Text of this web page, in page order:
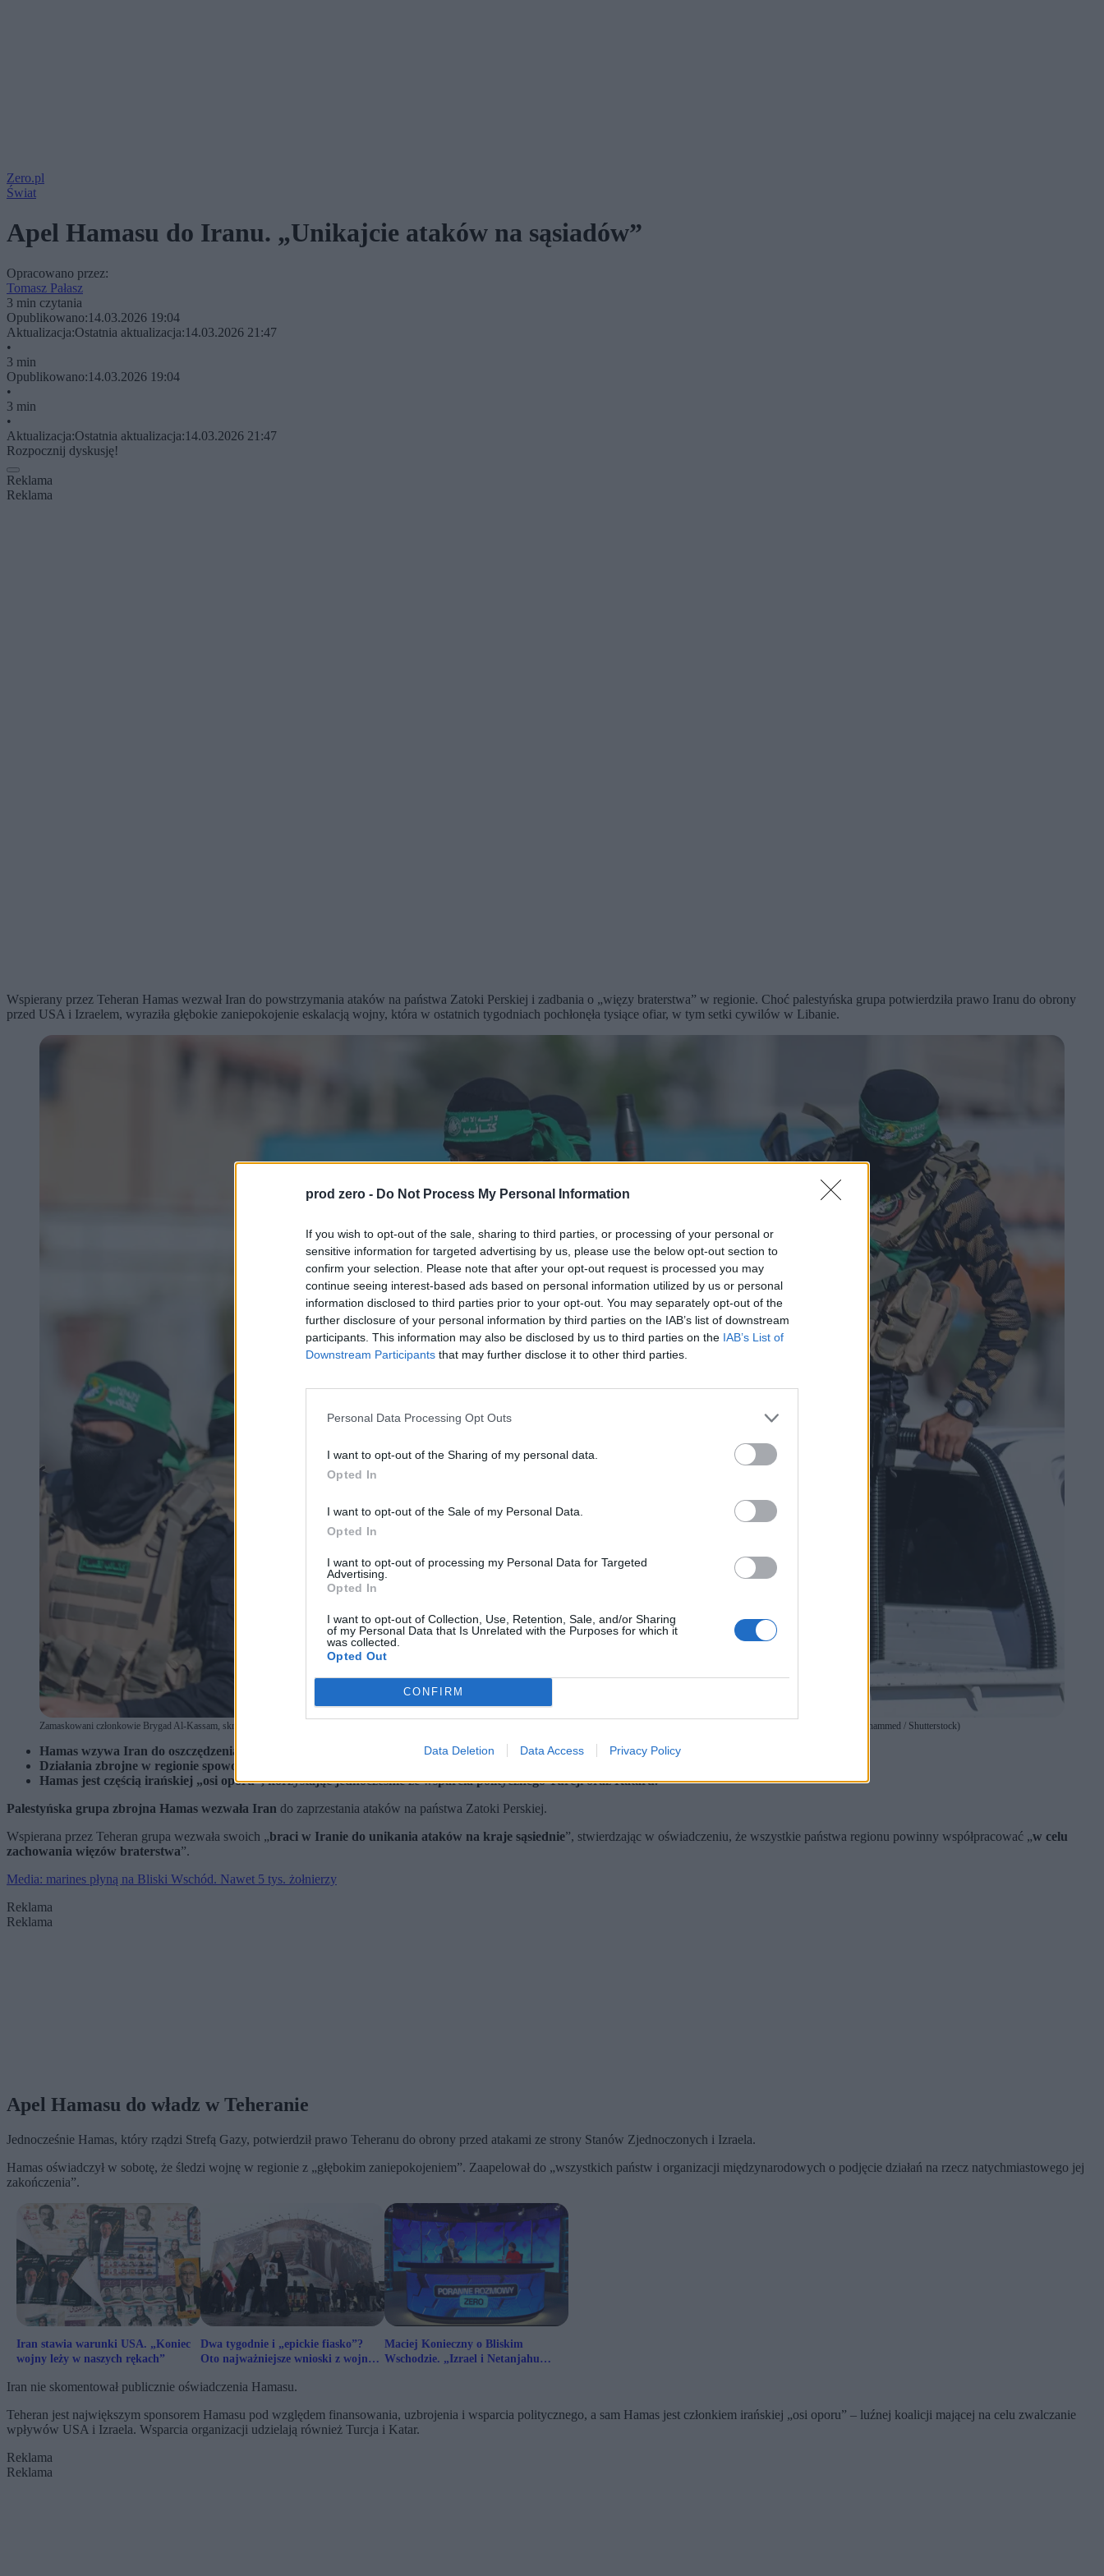
prod zero - Do Not Process My Personal Information
If you wish to opt-out of the sale, sharing to third parties, or processing of your personal or
sensitive information for targeted advertising by us, please use the below opt-out section to
confirm your selection. Please note that after your opt-out request is processed you may
continue seeing interest-based ads based on personal information utilized by us or personal
information disclosed to third parties prior to your opt-out. You may separately opt-out of the
further disclosure of your personal information by third parties on the IAB’s list of downstream
participants. This information may also be disclosed by us to third parties on the IAB’s List of
Downstream Participants that may further disclose it to other third parties.
Personal Data Processing Opt Outs
I want to opt-out of the Sharing of my personal data.
Opted In
I want to opt-out of the Sale of my Personal Data.
Opted In
I want to opt-out of processing my Personal Data for Targeted
Advertising.
Opted In
I want to opt-out of Collection, Use, Retention, Sale, and/or Sharing
of my Personal Data that Is Unrelated with the Purposes for which it
was collected.
Opted Out
CONFIRM
Data Deletion Data Access Privacy Policy
Zero.pl
Świat
Apel Hamasu do Iranu. „Unikajcie ataków na sąsiadów”
Opracowano przez:
Tomasz Pałasz
3 min czytania
Opublikowano:14.03.2026 19:04
Aktualizacja:Ostatnia aktualizacja:14.03.2026 21:47
•
3 min
Opublikowano:14.03.2026 19:04
•
3 min
•
Aktualizacja:Ostatnia aktualizacja:14.03.2026 21:47
Rozpocznij dyskusję!
Reklama
Reklama
Wspierany przez Teheran Hamas wezwał Iran do powstrzymania ataków na państwa Zatoki Perskiej i zadbania o „więzy braterstwa” w regionie. Choć palestyńska grupa potwierdziła prawo Iranu do obrony
przed USA i Izraelem, wyraziła głębokie zaniepokojenie eskalacją wojny, która w ostatnich tygodniach pochłonęła tysiące ofiar, w tym setki cywilów w Libanie.
Zamaskowani członkowie Brygad Al-Kassam, skrzydła wojskowego Hamasu, podczas marszu w 8. rocznicę porwania izraelskiego żołnierza Shaula Arona w 2014 r. w mieście Gaza, 20 lipca 2022 r. (fot. Anas-Mohammed / Shutterstock)
Hamas wzywa Iran do oszczędzenia krajów sąsiednich i współpracy regionalnej mimo trwającego konfliktu z Izraelem.
Działania zbrojne w regionie spowodowały śmierć ok. 1,5 tys. osób w Iranie oraz setek osób w Libanie i państwach Zatoki Perskiej.
Hamas jest częścią irańskiej „osi oporu”, korzystając jednocześnie ze wsparcia politycznego Turcji oraz Kataru.
Palestyńska grupa zbrojna Hamas wezwała Iran do zaprzestania ataków na państwa Zatoki Perskiej.
Wspierana przez Teheran grupa wezwała swoich „braci w Iranie do unikania ataków na kraje sąsiednie”, stwierdzając w oświadczeniu, że wszystkie państwa regionu powinny współpracować „w celu
zachowania więzów braterstwa”.
Media: marines płyną na Bliski Wschód. Nawet 5 tys. żołnierzy
Reklama
Reklama
Apel Hamasu do władz w Teheranie
Jednocześnie Hamas, który rządzi Strefą Gazy, potwierdził prawo Teheranu do obrony przed atakami ze strony Stanów Zjednoczonych i Izraela.
Hamas oświadczył w sobotę, że śledzi wojnę w regionie z „głębokim zaniepokojeniem”. Zaapelował do „wszystkich państw i organizacji międzynarodowych o podjęcie działań na rzecz natychmiastowego jej
zakończenia”.
Iran stawia warunki USA. „Koniec
wojny leży w naszych rękach”
Dwa tygodnie i „epickie fiasko”?
Oto najważniejsze wnioski z wojny
Maciej Konieczny o Bliskim
Wschodzie. „Izrael i Netanjahu
Iran nie skomentował publicznie oświadczenia Hamasu.
Teheran jest największym sponsorem Hamasu pod względem finansowania, uzbrojenia i wsparcia politycznego, a sam Hamas jest członkiem irańskiej „osi oporu” – luźnej koalicji mającej na celu zwalczanie
wpływów USA i Izraela. Wsparcia organizacji udzielają również Turcja i Katar.
Reklama
Reklama